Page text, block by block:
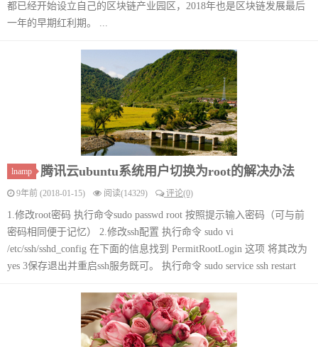
都已经开始设立自己的区块链产业园区，2018年也是区块链发展最后
一年的早期红利期。 ...
lnamp 腾讯云ubuntu系统用户切换为root的解决办法
9年前 (2018-01-15) 阅读(14329) 评论(0)
1.修改root密码 执行命令sudo passwd root 按照提示输入密码（可与前
密码相同便于记忆） 2.修改ssh配置 执行命令 sudo vi
/etc/ssh/sshd_config 在下面的信息找到 PermitRootLogin 这项 将其改为
yes 3保存退出并重启ssh服务既可。 执行命令 sudo service ssh restart